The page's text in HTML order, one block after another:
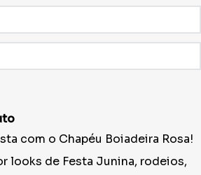
com o Chapéu Boiadeira Rosa!
looks de Festa Junina, rodeios,